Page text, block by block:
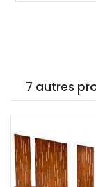
7 autres